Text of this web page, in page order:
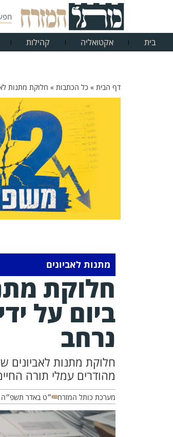
בית אקטואליה קהילות
דף הבית » כל הכתבות » חלוקת מתנות
מתנות לאביונים
חלוקת
ביום על
נרחב
חלוקת מתנות לאביונים
מהודרים עמלי תורה
מערכת כותל המזרח י״ט באדר תשפ״ה (19/03/